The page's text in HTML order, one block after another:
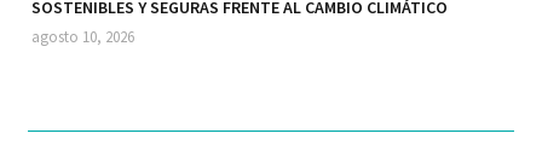
SOSTENIBLES Y SEGURAS FRENTE AL CAMBIO CLIMÁTICO
agosto 10, 2026